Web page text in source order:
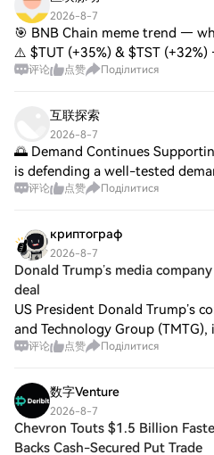
2026-8-7
🎯 BNB Chain meme trend —
⚠️ $TUT (+35%) & $TST
= FOMO, low win rate. ✅
评论 点赞 Поділитися
互联探索
2026-8-7
🌅 Demand Continues
is defending a well-tested
retracement. 📈 Buyers remain
评论 点赞 Поділитися
криптограф
2026-8-7
Donald Trump’s media
deal
US President Donald Trump’s
and Technology Group
with the Crypto.com exchange
评论 点赞 Поділитися
数字Venture
2026-8-7
Chevron Touts $1.5 Billion
Backs Cash-Secured Put Trade